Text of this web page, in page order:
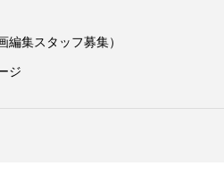
集スタッフ募集）
ジ